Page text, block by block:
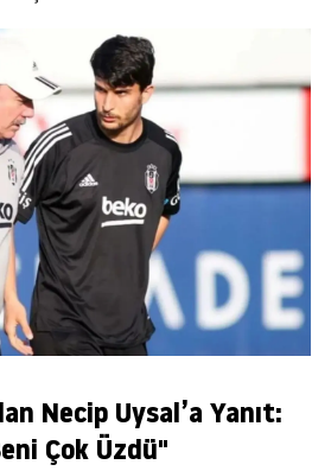
Necip Uysal’a Yanıt:
Çok Üzdü"